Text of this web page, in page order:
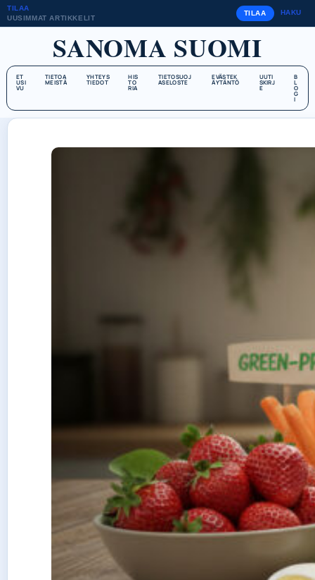
TILAA
UUSIMMAT ARTIKKELIT
TILAA HAKU
SANOMA SUOMI
ET
USI
VU
TIETOA
MEISTÄ
YHTEYS
TIEDOT
HIS
TO
RIA
TIETOSUOJ
ASELOSTE
EVÄSTEK
ÄYTÄNTÖ
UUTI
SKIRJ
E
B
L
O
G
I